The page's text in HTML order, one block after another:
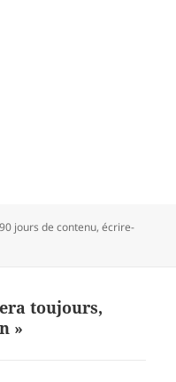
jours de contenu,écrire-
toujours,
»